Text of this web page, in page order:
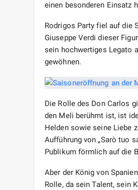
einen besonderen Einsatz
Rodrigos Party fiel auf die
Giuseppe Verdi dieser
sein hochwertiges Legato
gewöhnen.
Die Rolle des Don Carlos
den Meli berühmt ist, ist
Helden sowie seine Liebe
Aufführung von „Sarò tuo
Publikum förmlich auf die
Aber der König von
Rolle, da sein Talent, sein